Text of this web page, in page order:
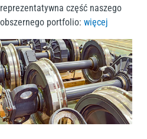
reprezentatywna część naszego
obszernego portfolio: więcej